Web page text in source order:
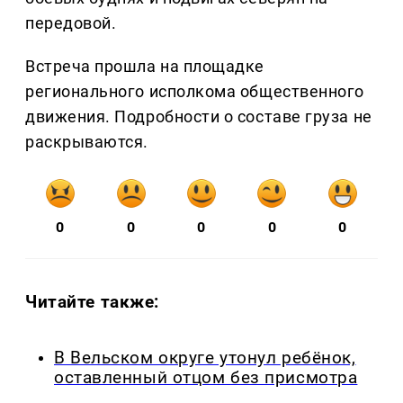
передовой.
Встреча прошла на площадке
регионального исполкома общественного
движения. Подробности о составе груза не
раскрываются.
0 0 0 0 0
Читайте также:
В Вельском округе утонул ребёнок,
оставленный отцом без присмотра